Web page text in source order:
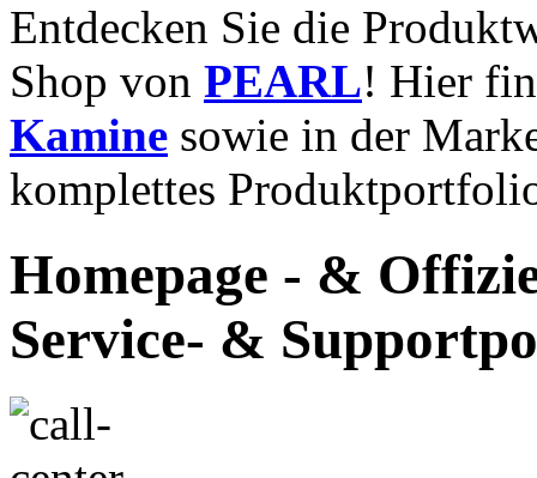
Entdecken Sie die
Shop von PEARL! Hier
Kamine sowie in der
komplettes
Homepage - &
Service- &